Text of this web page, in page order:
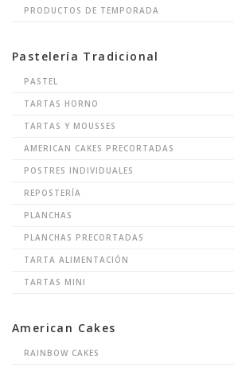
PRODUCTOS DE TEMPORADA
Pastelería Tradicional
PASTEL
TARTAS HORNO
TARTAS Y MOUSSES
AMERICAN CAKES PRECORTADAS
POSTRES INDIVIDUALES
REPOSTERÍA
PLANCHAS
PLANCHAS PRECORTADAS
TARTA ALIMENTACIÓN
TARTAS MINI
American Cakes
RAINBOW CAKES